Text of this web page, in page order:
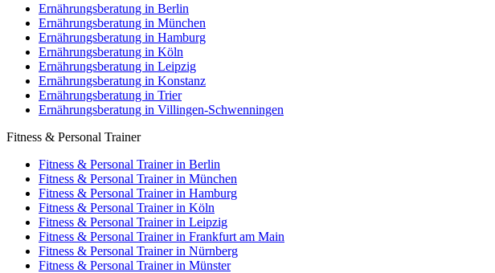
Ernährungsberatung in Berlin
Ernährungsberatung in München
Ernährungsberatung in Hamburg
Ernährungsberatung in Köln
Ernährungsberatung in Leipzig
Ernährungsberatung in Konstanz
Ernährungsberatung in Trier
Ernährungsberatung in Villingen-Schwenningen
Fitness & Personal Trainer
Fitness & Personal Trainer in Berlin
Fitness & Personal Trainer in München
Fitness & Personal Trainer in Hamburg
Fitness & Personal Trainer in Köln
Fitness & Personal Trainer in Leipzig
Fitness & Personal Trainer in Frankfurt am Main
Fitness & Personal Trainer in Nürnberg
Fitness & Personal Trainer in Münster